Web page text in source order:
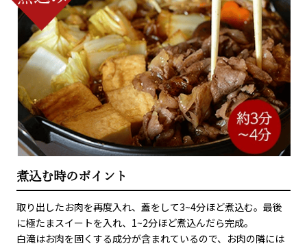
煮込む時のポイント
取り出したお肉を再度入れ、蓋をして3~4分ほど煮込む。最後
に極たまスイートを入れ、1~2分ほど煮込んだら完成。
白滝はお肉を固くする成分が含まれているので、お肉の隣には